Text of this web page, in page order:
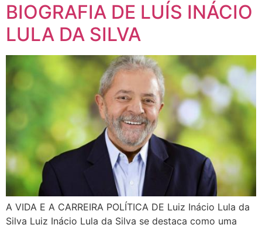
BIOGRAFIA DE LUÍS INÁCIO
LULA DA SILVA
A VIDA E A CARREIRA POLÍTICA DE Luiz Inácio Lula da
Silva Luiz Inácio Lula da Silva se destaca como uma